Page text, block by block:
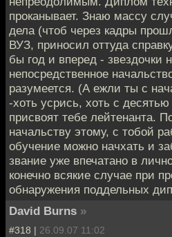
проканывает. Знаю массу
дела (чтоб через кадры
ВУЗ, приносил оттуда
бы год и вперед - звездочки
непосредственное
разумеется. (А ежли ты с
-хоть усрись, хоть с
присвоят тебе лейтенанта.
начальству этому, с тобой
обучение можно начхать и
звание уже впечатано в
конечно всякие случае при
обнаружения поддельных
David Burns »
#318 | 26.09.07 11:02